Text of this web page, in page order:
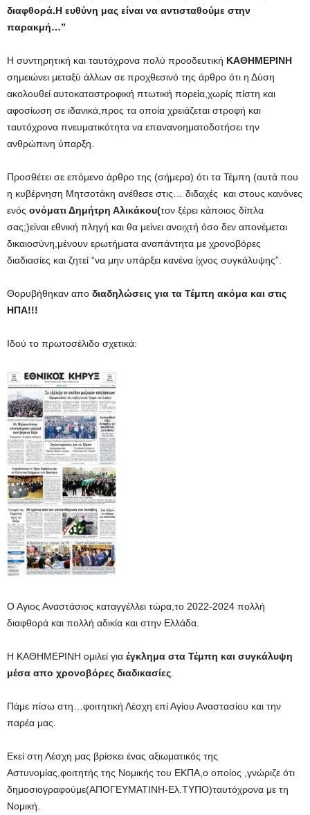
διαφθορά.Η ευθύνη μας είναι να αντισταθούμε στην
παρακμή…”
Η συντηρητική και ταυτόχρονα πολύ προοδευτική ΚΑΘΗΜΕΡΙΝΗ
σημειώνει μεταξύ άλλων σε προχθεσινό της άρθρο ότι η Δύση
ακολουθεί αυτοκαταστροφική πτωτική πορεία,χωρίς πίστη και
αφοσίωση σε ιδανικά,προς τα οποία χρειάζεται στροφή και
ταυτόχρονα πνευματικότητα να επανανοηματοδοτήσει την
ανθρώπινη ύπαρξη.
Προσθέτει σε επόμενο άρθρο της (σήμερα) ότι τα Τέμπη (αυτά που
η κυβέρνηση Μητσοτάκη ανέθεσε στις… διδαχές και στους κανόνες
ενός ονόματι Δημήτρη Αλικάκου(τον ξέρει κάποιος δίπλα
σας;)είναι εθνική πληγή και θα μείνει ανοιχτή όσο δεν απονέμεται
δικαιοσύνη,μένουν ερωτήματα αναπάντητα με χρονοβόρες
διαδιασίες και ζητεί “να μην υπάρξει κανένα ίχνος συγκάλυψης”.
Θορυβήθηκαν απο διαδηλώσεις για τα Τέμπη ακόμα και στις
ΗΠΑ!!!
Ιδού το πρωτοσέλιδο σχετικά:
Ο Αγιος Αναστάσιος καταγγέλλει τώρα,το 2022-2024 πολλή
διαφθορά και πολλή αδικία και στην Ελλάδα.
Η ΚΑΘΗΜΕΡΙΝΗ ομιλεί για έγκλημα στα Τέμπη και συγκάλυψη
μέσα απο χρονοβόρες διαδικασίες
Πάμε πίσω στη…φοιτητική Λέσχη επί Αγίου Αναστασίου και την
παρέα μας.
Εκεί στη Λέσχη μας βρίσκει ένας αξιωματικός της
Αστυνομίας,φοιτητής της Νομικής του ΕΚΠΑ,ο οποίος ,γνώριζε ότι
δημοσιογραφούμε(ΑΠΟΓΕΥΜΑΤΙΝΗ-Ελ.ΤΥΠΟ)ταυτόχρονα με τη
Νομική.